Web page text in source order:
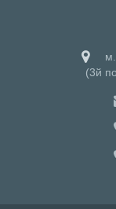
(3й